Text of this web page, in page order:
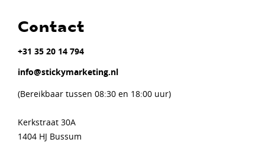
Contact
+31 35 20 14 794
info@stickymarketing.nl
(Bereikbaar tussen 08:30 en 18:00 uur)
Kerkstraat 30A
1404 HJ Bussum